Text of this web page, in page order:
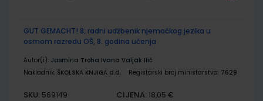
GUT GEMACHT! 8; radni udžbenik njemačkog jezika u
osmom razredu OŠ, 8. godina učenja
Autor(i): Jasmina Troha Ivana Valjak Ilić
Nakladnik: ŠKOLSKA KNJIGA d.d. Registarski broj ministarstva: 7629
SKU: 569149 CIJENA: 18,05 €